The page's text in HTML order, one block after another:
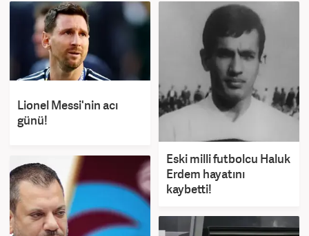
Lionel Messi'nin acı
günü!
Eski milli futbolcu Haluk
Erdem hayatını
kaybetti!